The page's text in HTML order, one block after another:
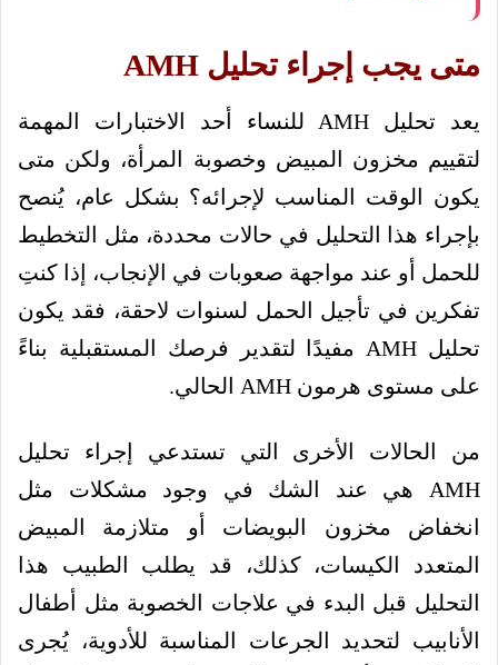
متى يجب إجراء تحليل AMH
يعد تحليل AMH للنساء أحد الاختبارات المهمة
لتقييم مخزون المبيض وخصوبة المرأة، ولكن متى
يكون الوقت المناسب لإجرائه؟ بشكل عام، يُنصح
بإجراء هذا التحليل في حالات محددة، مثل التخطيط
للحمل أو عند مواجهة صعوبات في الإنجاب، إذا كنتِ
تفكرين في تأجيل الحمل لسنوات لاحقة، فقد يكون
تحليل AMH مفيدًا لتقدير فرصك المستقبلية بناءً
على مستوى هرمون AMH الحالي.
من الحالات الأخرى التي تستدعي إجراء تحليل
AMH هي عند الشك في وجود مشكلات مثل
انخفاض مخزون البويضات أو متلازمة المبيض
المتعدد الكيسات، كذلك، قد يطلب الطبيب هذا
التحليل قبل البدء في علاجات الخصوبة مثل أطفال
الأنابيب لتحديد الجرعات المناسبة للأدوية، يُجرى